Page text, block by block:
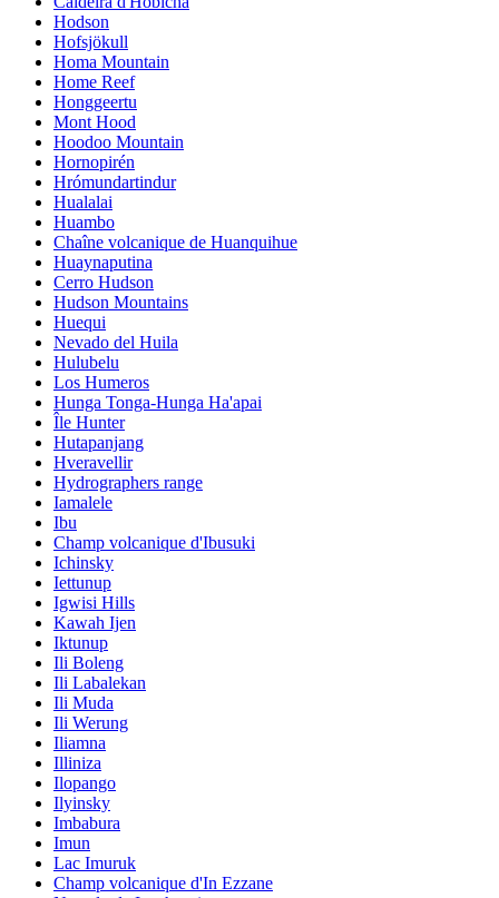
Hodson
Hofsjökull
Homa Mountain
Home Reef
Honggeertu
Mont Hood
Hoodoo Mountain
Hornopirén
Hrómundartindur
Hualalai
Huambo
Chaîne volcanique de Huanquihue
Huaynaputina
Cerro Hudson
Hudson Mountains
Huequi
Nevado del Huila
Hulubelu
Los Humeros
Hunga Tonga-Hunga Ha'apai
Île Hunter
Hutapanjang
Hveravellir
Hydrographers range
Iamalele
Ibu
Champ volcanique d'Ibusuki
Ichinsky
Iettunup
Igwisi Hills
Kawah Ijen
Iktunup
Ili Boleng
Ili Labalekan
Ili Muda
Ili Werung
Iliamna
Illiniza
Ilopango
Ilyinsky
Imbabura
Imun
Lac Imuruk
Champ volcanique d'In Ezzane